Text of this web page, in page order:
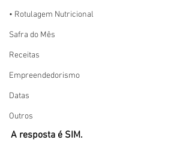
• Rotulagem Nutricional
Safra do Mês
Receitas
Empreendedorismo
Datas
Outros
A resposta é SIM.